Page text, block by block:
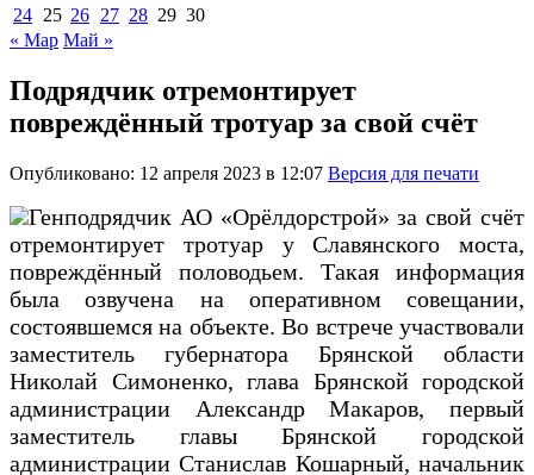
24 25 26 27 28 29 30
« Мар Май »
Подрядчик отремонтирует
повреждённый тротуар за свой счёт
Опубликовано: 12 апреля 2023 в 12:07 Версия для печати
Генподрядчик АО «Орёлдорстрой» за свой счёт
отремонтирует тротуар у Славянского моста,
повреждённый половодьем. Такая информация
была озвучена на оперативном совещании,
состоявшемся на объекте. Во встрече участвовали
заместитель губернатора Брянской области
Николай Симоненко, глава Брянской городской
администрации Александр Макаров, первый
заместитель главы Брянской городской
администрации Станислав Кошарный, начальник